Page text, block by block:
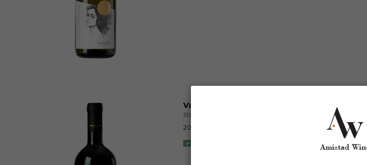
Varvaglione - Papale Oro Primitivo di Manduria
51.04 PUVAPPO19T
2019 | 0,75 L | Castas: Primitivo di Manduria - Tinto